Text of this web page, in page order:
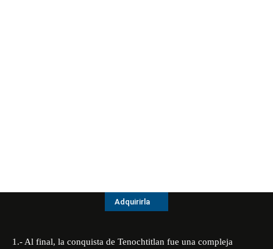
Adquirirla
1.- Al final, la conquista de Tenochtitlan fue una compleja